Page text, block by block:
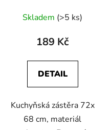
Skladem (>5 ks)
189 Kč
DETAIL
Kuchyňská zástěra 72x
68 cm, materiál